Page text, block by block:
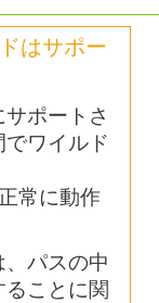
はサポー
ポートさ
ワイルド
常に動作
パスの中
ことに関